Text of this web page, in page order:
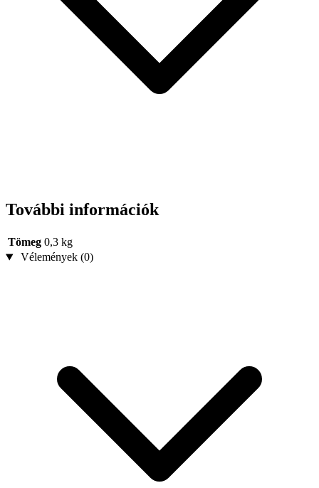
További információk
Tömeg 0,3 kg
Vélemények (0)